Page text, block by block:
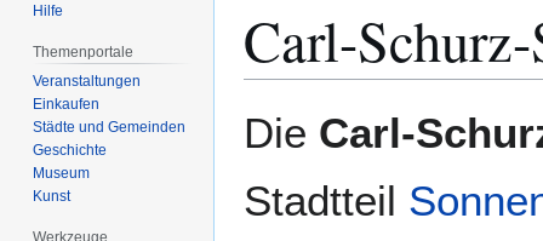
Carl-
Navigation
Suche
Die Carl-
Stadtteil
Hilfe
Themenportale
Veranstaltungen
Einkaufen
Städte und Gemeinden
Geschichte
Museum
Kunst
Werkzeuge